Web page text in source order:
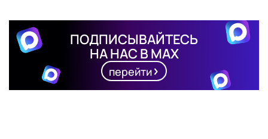
ПОДПИСЫВАЙТЕСЬ
НА НАС В MAX
перейти